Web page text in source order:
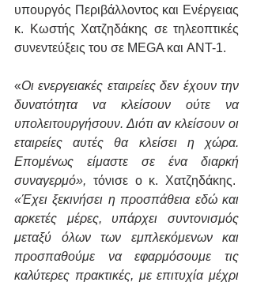
υπουργός Περιβάλλοντος και Ενέργειας
κ. Κωστής Χατζηδάκης σε τηλεοπτικές
συνεντεύξεις του σε MEGA και ANT-1.
«Oι ενεργειακές εταιρείες δεν έχουν την
δυνατότητα να κλείσουν ούτε να
υπολειτουργήσουν. Διότι αν κλείσουν οι
εταιρείες αυτές θα κλείσει η χώρα.
Επομένως είμαστε σε ένα διαρκή
συναγερμό»,
«Έχει ξεκινήσει η προσπάθεια εδώ και
αρκετές μέρες, υπάρχει συντονισμός
μεταξύ όλων των εμπλεκόμενων και
προσπαθούμε να εφαρμόσουμε τις
καλύτερες πρακτικές, με επιτυχία μέχρι